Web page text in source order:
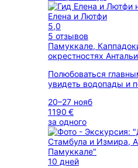
Елена и Лютфи
5,0
5 отзывов
Памуккале,
окрестностях Антальи
Полюбоваться
увидеть водопады и
20–27 нояб
1190 €
за одного
10 дней